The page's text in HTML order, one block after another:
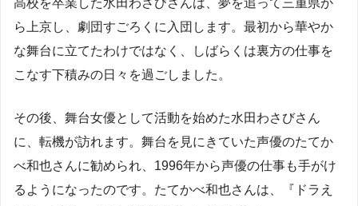
高校を卒業した水田わさびさんは、夢を追って三重県か
ら上京し、劇団すごろくに入団します。最初から華やか
な舞台に立てたわけではなく、しばらくは裏方の仕事を
こなす下積みの日々を過ごしました。
その後、舞台女優として活動を始めた水田わさびさん
に、転機が訪れます。舞台を見にきていた声優のたてか
べ和也さんに勧められ、1996年から声優の仕事も手がけ
るようになったのです。たてかべ和也さんは、『ドラえ